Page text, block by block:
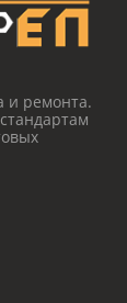
и ремонта.